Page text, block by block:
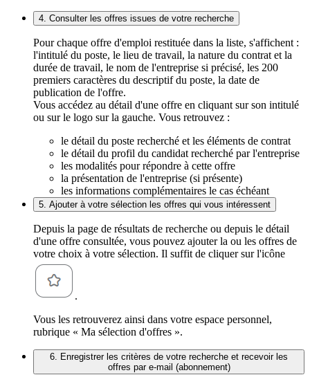
4. Consulter les offres issues de votre recherche
Pour chaque offre d'emploi restituée dans la liste, s'affichent :
l'intitulé du poste, le lieu de travail, la nature du contrat et la
durée de travail, le nom de l'entreprise si précisé, les 200
premiers caractères du descriptif du poste, la date de
publication de l'offre.
Vous accédez au détail d'une offre en cliquant sur son intitulé
ou sur le logo sur la gauche. Vous retrouvez :
le détail du poste recherché et les éléments de contrat
le détail du profil du candidat recherché par l'entreprise
les modalités pour répondre à cette offre
la présentation de l'entreprise (si présente)
les informations complémentaires le cas échéant
5. Ajouter à votre sélection les offres qui vous intéressent
Depuis la page de résultats de recherche ou depuis le détail
d'une offre consultée, vous pouvez ajouter la ou les offres de
votre choix à votre sélection. Il suffit de cliquer sur l'icône
.
Vous les retrouverez ainsi dans votre espace personnel,
rubrique « Ma sélection d'offres ».
6. Enregistrer les critères de votre recherche et recevoir les
offres par e-mail (abonnement)